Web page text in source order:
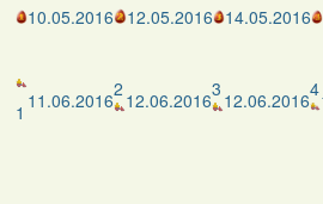
10.05.2016 12.05.2016 14.05.2016
1 11.06.20162 12.06.20163 12.06.20164